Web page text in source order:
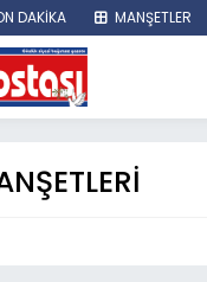
DAKİKA MANŞETLER